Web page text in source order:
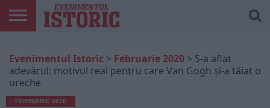
ONLINE
EDIȚII
TIPĂRITE
ISTORIC
PLAY
CONTUL
MEU
Evenimentul Istoric > Februarie 2020 > S-a aflat
adevărul: motivul real pentru care Van Gogh și-a tăiat o
ureche
FEBRUARIE 2020